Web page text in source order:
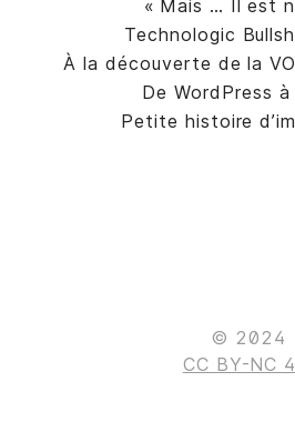
« Mais … Il est
Technologic
À la découverte de la
De WordPress à
Petite histoire
© 2024
CC BY-NC